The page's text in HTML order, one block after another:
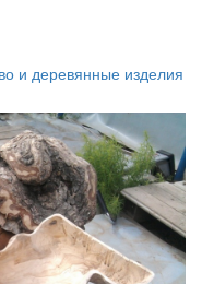
и деревянные изделия